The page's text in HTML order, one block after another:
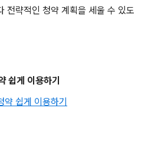
전략적인 청약 계획을 세울 수 있도
쉽게 이용하기
쉽게 이용하기